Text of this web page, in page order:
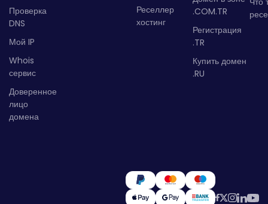
Проверка
DNS
Мой IP
Whois
сервис
Доверенное
лицо
домена
Реселлер
хостинг
.COM.TR
Регистрация
.TR
Купить домен
.RU